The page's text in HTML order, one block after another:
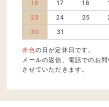
16
17 18
23
24 25
30
31
赤色の日が定休日です。
メールの返信、電話でのお
させていただきます。